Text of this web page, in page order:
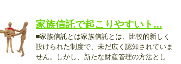
家族信託で起こりやすいト...
■家族信託とは家族信託とは、比較的新しく
設けられた制度で、未だ広く認知されていま
せん。しかし、新たな財産管理の方法とし